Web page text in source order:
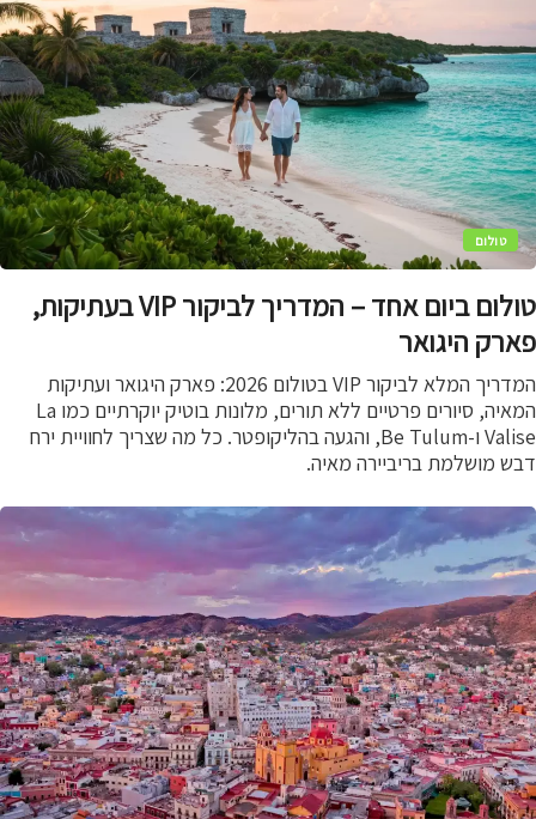
טולום
טולום ביום אחד – המדריך לביקור VIP בעתיקות,
היגואר
המדריך המלא לביקור VIP בטולום 2026: פארק היגואר ועתיקות
המאיה, סיורים פרטיים ללא תורים, מלונות בוטיק יוקרתיים כמו La
Valise ו-Be Tulum, והגעה בהליקופטר. כל מה שצריך לחוויית ירח
מושלמת בריביירה מאיה.